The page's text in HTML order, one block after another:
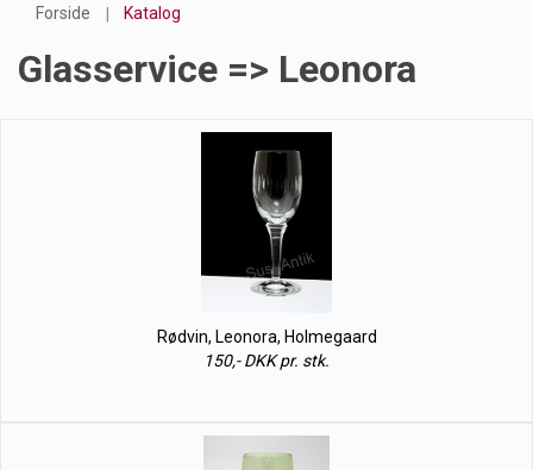
Forside Katalog
Glasservice => Leonora
Rødvin, Leonora, Holmegaard
150,- DKK pr. stk.